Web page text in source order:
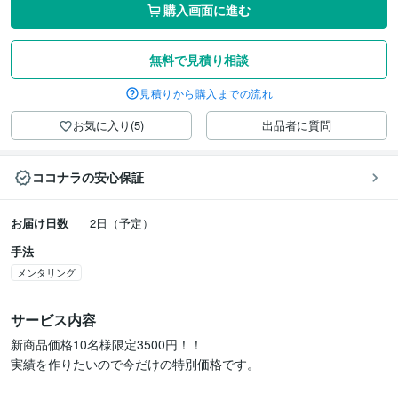
購入画面に進む
無料で見積り相談
見積りから購入までの流れ
お気に入り(5) 出品者に質問
ココナラの安心保証
お届け日数
2日（予定）
手法
メンタリング
サービス内容
新商品価格10名様限定3500円！！
実績を作りたいので今だけの特別価格です。